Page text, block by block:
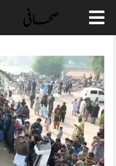
Skip
content